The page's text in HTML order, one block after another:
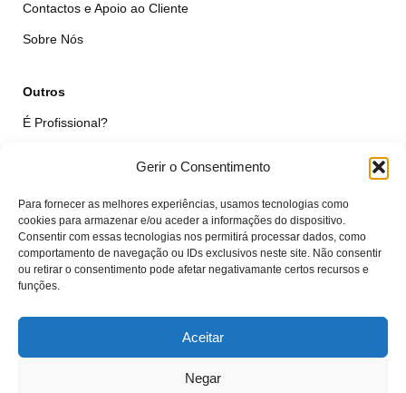
Gerir o Consentimento
Para fornecer as melhores experiências, usamos tecnologias como
cookies para armazenar e/ou aceder a informações do dispositivo.
Consentir com essas tecnologias nos permitirá processar dados, como
comportamento de navegação ou IDs exclusivos neste site. Não consentir
ou retirar o consentimento pode afetar negativamante certos recursos e
funções.
Aceitar
Negar
Contactos e Apoio ao Cliente
Sobre Nós
Outros
É Profissional?
Qualidade das Peças
Minha Conta
© VTcell Soluções Electrónicas - Todos os Direitos Reservados - 2018 -